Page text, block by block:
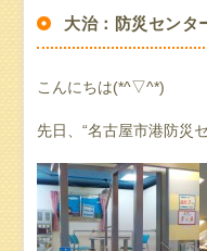
大治：防災センタ
こんにちは(*^▽^*)
先日、“名古屋市港防災